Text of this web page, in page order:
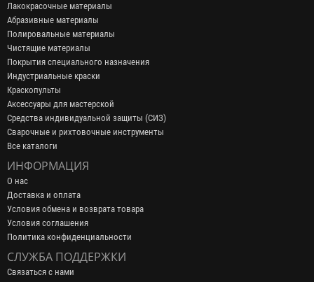
Лакокрасочные материалы
Абразивные материалы
Полировальные материалы
Чистящие материалы
Покрытия специального назначения
Индустриальные краски
Краскопульты
Аксессуары для мастерской
Средства индивидуальной защиты (СИЗ)
Сварочные и рихтовочные инструменты
Все каталоги
ИНФОРМАЦИЯ
О нас
Доставка и оплата
Условия обмена и возврата товара
Условия соглашения
Политика конфиденциальности
СЛУЖБА ПОДДЕРЖКИ
Связаться с нами